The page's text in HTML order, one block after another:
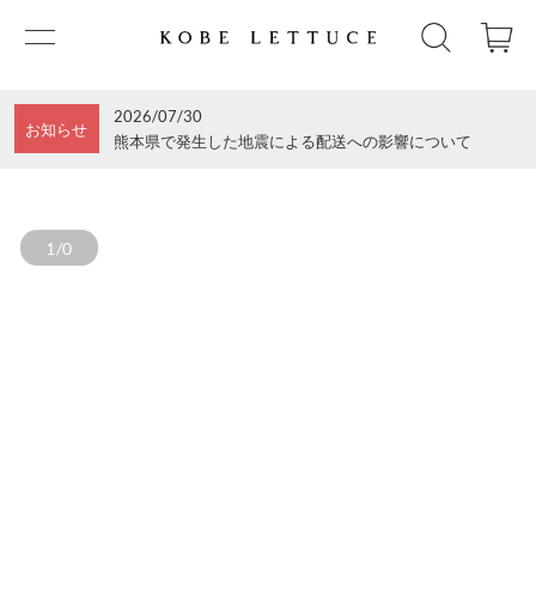
お知らせ
2026/07/30
熊本県で発生した地震による配送への影響について
1/0